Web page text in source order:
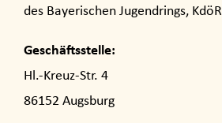
des Bayerischen Jugendrings, KdöR
Geschäftsstelle:
Hl.-Kreuz-Str. 4
86152 Augsburg